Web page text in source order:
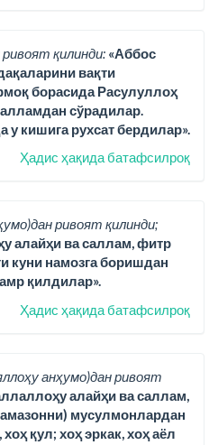
ривоят қилинди: «Аббос
вақти
борасида Расулуллоҳ
сўрадилар.
у кишига рухсат бердилар».
Ҳадис ҳақида батафсилроқ
ривоят қилинди;
алайҳи ва саллам, фитр
куни намозга боришдан
қилдилар».
Ҳадис ҳақида батафсилроқ
анҳумо)дан ривоят
алайҳи ва саллам,
мусулмонлардан
қул; хоҳ эркак, хоҳ аёл